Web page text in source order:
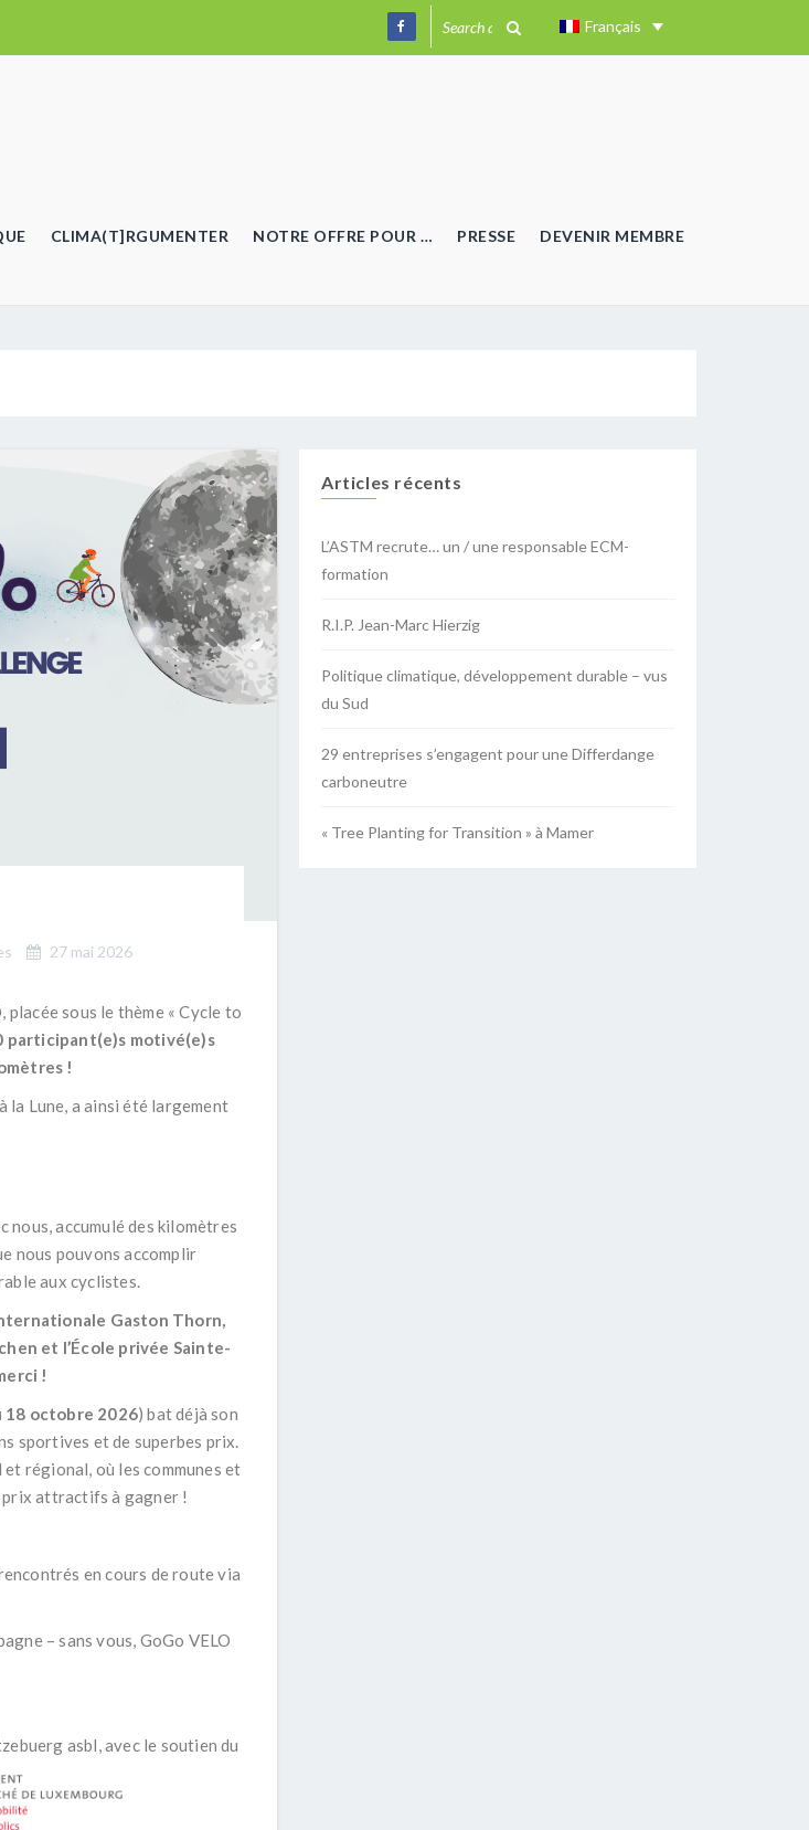
Français
CLIMA(T]RGUMENTER NOTRE OFFRE POUR … PRESSE DEVENIR MEMBRE
27 mai 2026
sous le thème « Cycle to
participant(e)s motivé(e)s
!
la Lune, a ainsi été largement
nous, accumulé des kilomètres
nous pouvons accomplir
aux cyclistes.
Gaston Thorn,
et l’École privée Sainte-
!
18 octobre 2026) bat déjà son
sportives et de superbes prix.
et régional, où les communes et
prix attractifs à gagner !
en cours de route via
– sans vous, GoGo VELO
asbl, avec le soutien du
Articles récents
L’ASTM recrute… un / une responsable ECM-
formation
R.I.P. Jean-Marc Hierzig
Politique climatique, développement durable – vus
du Sud
29 entreprises s’engagent pour une Differdange
carboneutre
« Tree Planting for Transition » à Mamer